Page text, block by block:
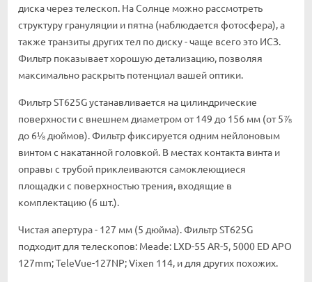
диска через телескоп. На Солнце можно рассмотреть
структуру грануляции и пятна (наблюдается фотосфера), а
также транзиты других тел по диску - чаще всего это ИСЗ.
Фильтр показывает хорошую детализацию, позволяя
максимально раскрыть потенциал вашей оптики.
Фильтр ST625G устанавливается на цилиндрические
поверхности с внешнем диаметром от 149 до 156 мм (от 5⅞
до 6⅛ дюймов). Фильтр фиксируется одним нейлоновым
винтом с накатанной головкой. В местах контакта винта и
оправы с трубой приклеиваются самоклеющиеся
площадки с поверхностью трения, входящие в
комплектацию (6 шт.).
Чистая апертура - 127 мм (5 дюйма). Фильтр ST625G
подходит для телескопов: Meade: LXD-55 AR-5, 5000 ED APO
127mm; TeleVue-127NP; Vixen 114, и для других похожих.